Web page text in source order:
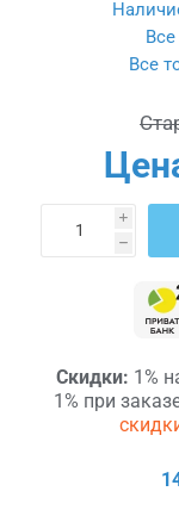
Все
i
h
Скидки: 1%
1% при